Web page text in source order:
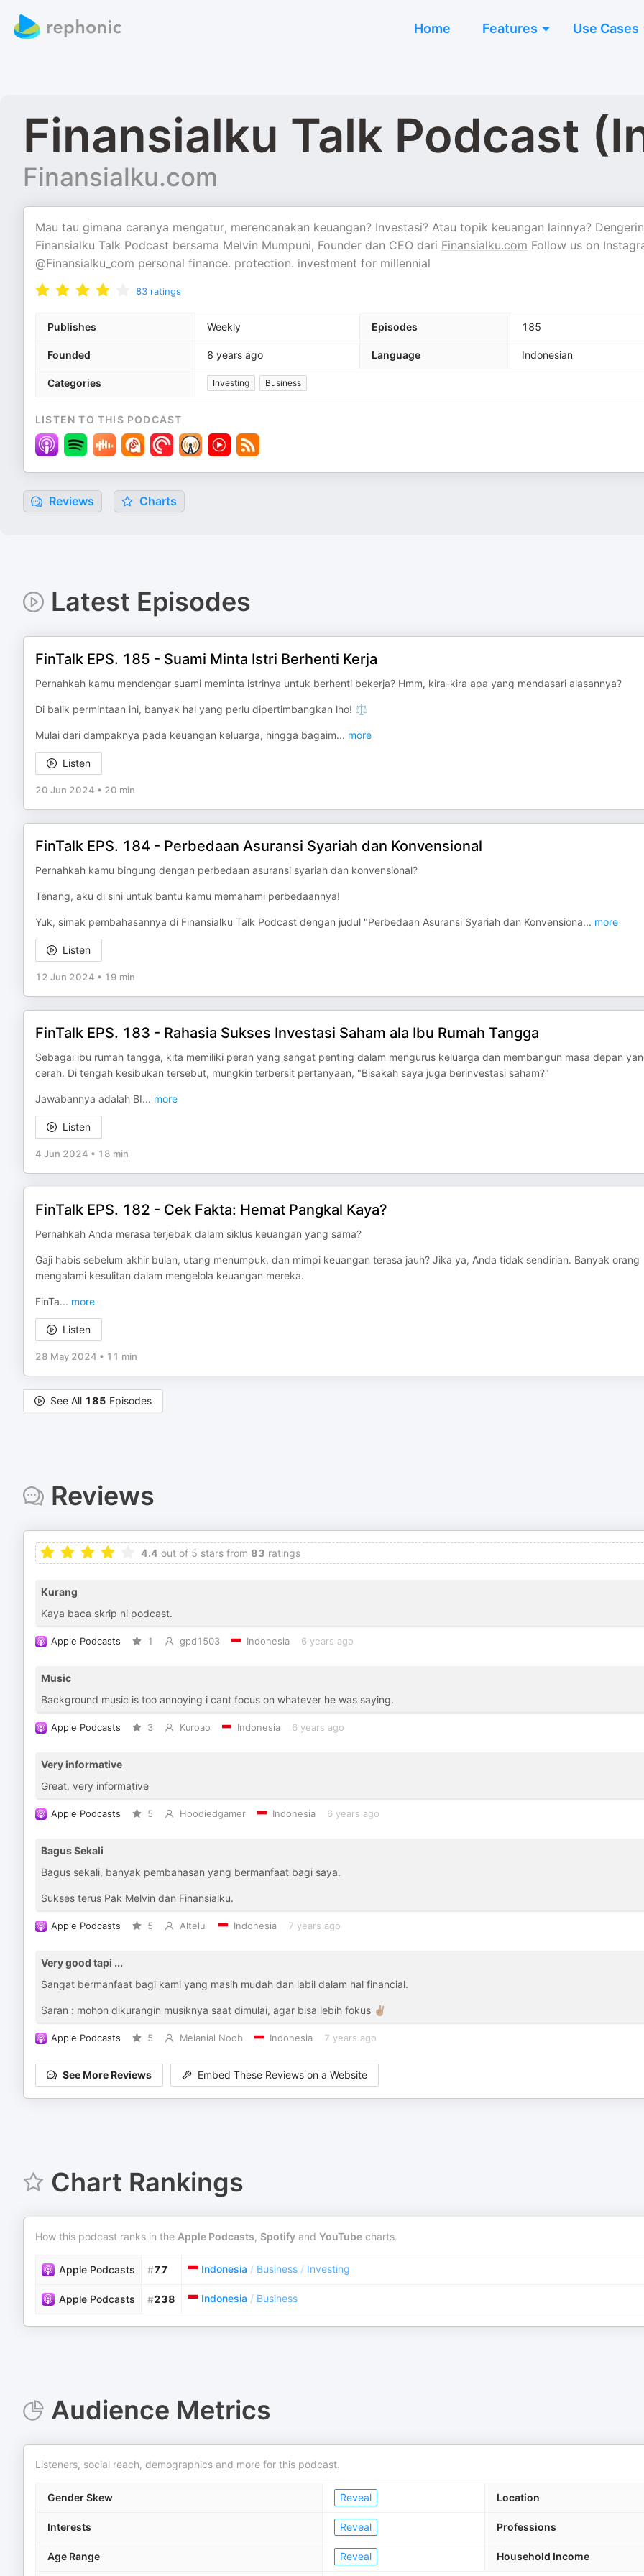
Home Features Use Cases
Finansialku Talk Podcast
Finansialku.com
Mau tau gimana caranya mengatur, merencanakan keuangan? Investasi? Atau topik keuangan lainnya?
Finansialku Talk Podcast bersama Melvin Mumpuni, Founder dan CEO dari Finansialku.com Follow us on
@Finansialku_com personal finance. protection. investment for millennial
83 ratings
Publishes Weekly Episodes 185
Founded 8 years ago Language Indonesian
Categories Investing Business
LISTEN TO THIS PODCAST
Reviews Charts
Latest Episodes
FinTalk EPS. 185 - Suami Minta Istri Berhenti Kerja
Pernahkah kamu mendengar suami meminta istrinya untuk berhenti bekerja? Hmm, kira-kira apa yang mendasari alasannya?
Di balik permintaan ini, banyak hal yang perlu dipertimbangkan lho! ⚖️
Mulai dari dampaknya pada keuangan keluarga, hingga bagaim... more
Listen
20 Jun 2024 • 20 min
FinTalk EPS. 184 - Perbedaan Asuransi Syariah dan Konvensional
Pernahkah kamu bingung dengan perbedaan asuransi syariah dan konvensional?
Tenang, aku di sini untuk bantu kamu memahami perbedaannya!
Yuk, simak pembahasannya di Finansialku Talk Podcast dengan judul "Perbedaan Asuransi Syariah dan Konvensiona... more
Listen
12 Jun 2024 • 19 min
FinTalk EPS. 183 - Rahasia Sukses Investasi Saham ala Ibu Rumah Tangga
Sebagai ibu rumah tangga, kita memiliki peran yang sangat penting dalam mengurus keluarga dan membangun masa depan
cerah. Di tengah kesibukan tersebut, mungkin terbersit pertanyaan, "Bisakah saya juga berinvestasi saham?"
Jawabannya adalah BI... more
Listen
4 Jun 2024 • 18 min
FinTalk EPS. 182 - Cek Fakta: Hemat Pangkal Kaya?
Pernahkah Anda merasa terjebak dalam siklus keuangan yang sama?
Gaji habis sebelum akhir bulan, utang menumpuk, dan mimpi keuangan terasa jauh? Jika ya, Anda tidak sendirian. Banyak orang
mengalami kesulitan dalam mengelola keuangan mereka.
FinTa... more
Listen
28 May 2024 • 11 min
See All 185 Episodes
Reviews
4.4 out of 5 stars from 83 ratings
Kurang
Kaya baca skrip ni podcast.
Apple Podcasts 1 gpd1503 Indonesia 6 years ago
Music
Background music is too annoying i cant focus on whatever he was saying.
Apple Podcasts 3 Kuroao Indonesia 6 years ago
Very informative
Great, very informative
Apple Podcasts 5 Hoodiedgamer Indonesia 6 years ago
Bagus Sekali
Bagus sekali, banyak pembahasan yang bermanfaat bagi saya.
Sukses terus Pak Melvin dan Finansialku.
Apple Podcasts 5 Altelul Indonesia 7 years ago
Very good tapi ...
Sangat bermanfaat bagi kami yang masih mudah dan labil dalam hal financial.
Saran : mohon dikurangin musiknya saat dimulai, agar bisa lebih fokus ✌🏽
Apple Podcasts 5 Melanial Noob Indonesia 7 years ago
See More Reviews Embed These Reviews on a Website
Chart Rankings
How this podcast ranks in the Apple Podcasts, Spotify and YouTube charts.
Apple Podcasts #77 Indonesia / Business / Investing
Apple Podcasts #238 Indonesia / Business
Audience Metrics
Listeners, social reach, demographics and more for this podcast.
Gender Skew Reveal Location
Interests Reveal Professions
Age Range Reveal Household Income